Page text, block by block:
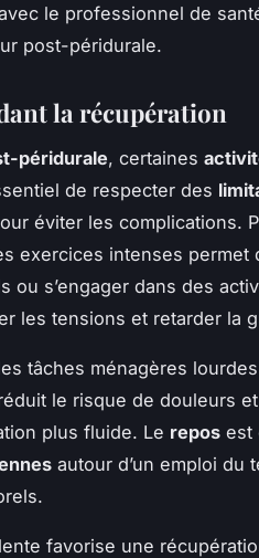
le professionnel de
post-péridurale.
la récupération
péridurale, certaines
de respecter des
éviter les complications.
exercices intenses permet
ou s’engager dans des
les tensions et retarder la
tâches ménagères
le risque de douleurs
plus fluide. Le repos est
autour d’un emploi du
favorise une